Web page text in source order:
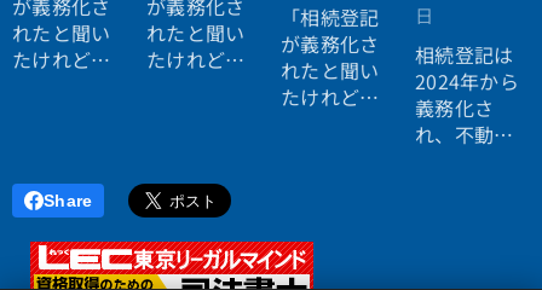
が義務化さ
れたと聞い
たけれど、
が義務化さ
れたと聞い
たけれど、
「相続登記
が義務化さ
れたと聞い
たけれど、
日
相続登記は
2024年から
義務化さ
れ、不動産
Share